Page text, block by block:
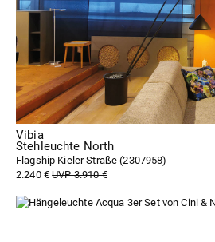
Vibia
Stehleuchte North
Flagship Kieler Straße (2307958)
2.240 €UVP 3.910 €